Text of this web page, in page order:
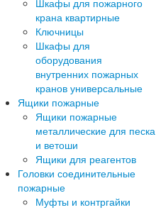
Шкафы для пожарного
крана квартирные
Ключницы
Шкафы для
оборудования
внутренних пожарных
кранов универсальные
Ящики пожарные
Ящики пожарные
металлические для песка
и ветоши
Ящики для реагентов
Головки соединительные
пожарные
Муфты и контргайки